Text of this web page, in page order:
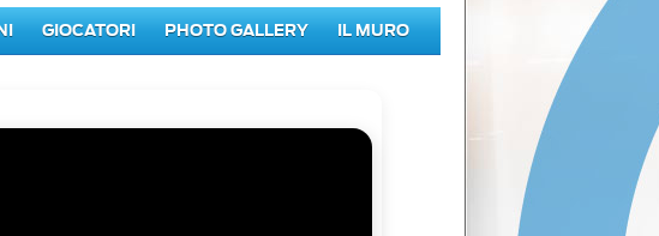
GIOCATORI PHOTO GALLERY IL MURO